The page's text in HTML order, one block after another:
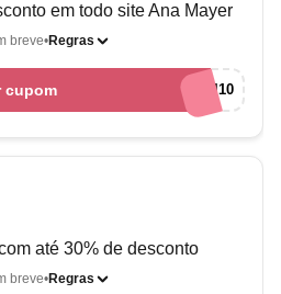
em todo site Ana Mayer
breve Regras
cupom CHEGUEI10
até 30% de desconto
breve Regras